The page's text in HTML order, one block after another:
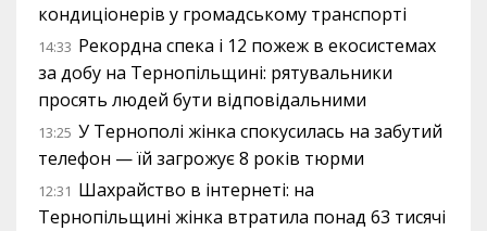
кондиціонерів у громадському транспорті
14:33 Рекордна спека і 12 пожеж в екосистемах
за добу на Тернопільщині: рятувальники
просять людей бути відповідальними
13:25 У Тернополі жінка спокусилась на забутий
телефон — їй загрожує 8 років тюрми
12:31 Шахрайство в інтернеті: на
Тернопільщині жінка втратила понад 63 тисячі